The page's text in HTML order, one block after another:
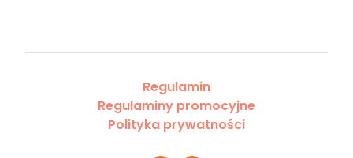
Regulamin
Regulaminy promocyjne
Polityka prywatności